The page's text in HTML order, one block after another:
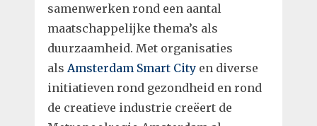
samenwerken rond een aantal
maatschappelijke thema’s als
duurzaamheid. Met organisaties
als Amsterdam Smart City en diverse
initiatieven rond gezondheid en rond
de creatieve industrie creëert de